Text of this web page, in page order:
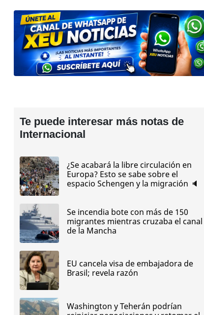
Te puede interesar más notas de
Internacional
¿Se acabará la libre circulación en
Europa? Esto se sabe sobre el
espacio Schengen y la migración 🔈
Se incendia bote con más de 150
migrantes mientras cruzaba el canal
de la Mancha
EU cancela visa de embajadora de
Brasil; revela razón
Washington y Teherán podrían